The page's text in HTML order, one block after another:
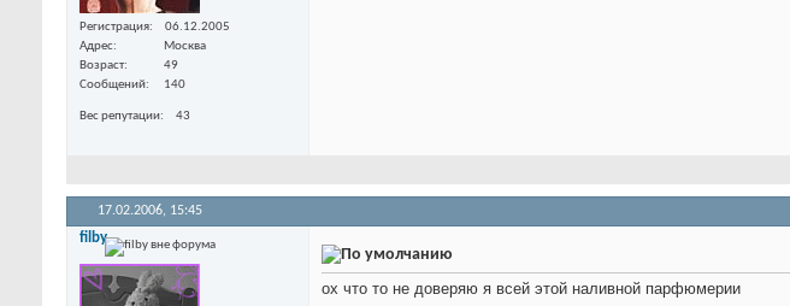
Регистрация
06.12.2005
Адрес
Москва
Возраст
49
Сообщений
140
Вес репутации 43
17.02.2006, 15:45
filby
ох что то не доверяю я всей этой наливной парфюмерии